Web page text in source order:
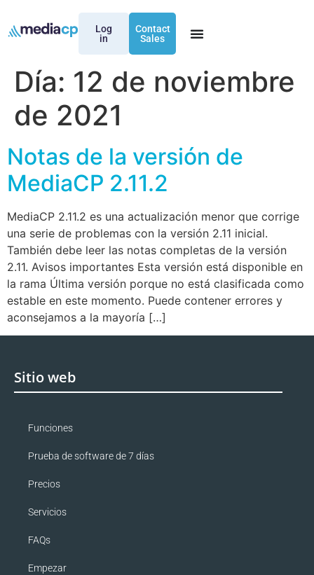
Log
in
Contact
Sales
Día: 12 de noviembre
de 2021
Notas de la versión de
MediaCP 2.11.2
MediaCP 2.11.2 es una actualización menor que corrige
una serie de problemas con la versión 2.11 inicial.
También debe leer las notas completas de la versión
2.11. Avisos importantes Esta versión está disponible en
la rama Última versión porque no está clasificada como
estable en este momento. Puede contener errores y
aconsejamos a la mayoría […]
Sitio web
Funciones
Prueba de software de 7 días
Precios
Servicios
FAQs
Empezar